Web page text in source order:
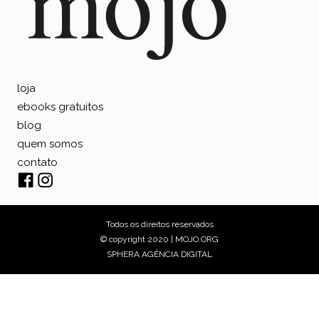
loja
ebooks gratuitos
blog
quem somos
contato
Todos os direitos reservados
© copyright 2020 | MOJO.ORG
SPHERA AGÊNCIA DIGITAL